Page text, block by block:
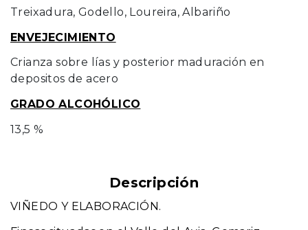
Treixadura, Godello, Loureira, Albariño
ENVEJECIMIENTO
Crianza sobre lías y posterior maduración en
depositos de acero
GRADO ALCOHÓLICO
13,5 %
Descripción
VIÑEDO Y ELABORACIÓN.